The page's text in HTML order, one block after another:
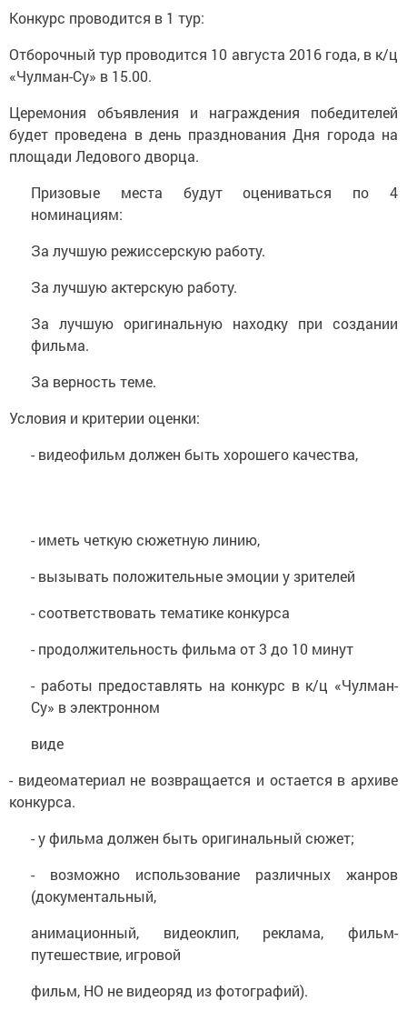
Конкурс проводится в 1 тур:
Отборочный тур проводится 10 августа 2016 года, в к/ц
«Чулман-Су» в 15.00.
Церемония объявления и награждения победителей
будет проведена в день празднования Дня города на
площади Ледового дворца.
Призовые места будут оцениваться по 4
номинациям:
За лучшую режиссерскую работу.
За лучшую актерскую работу.
За лучшую оригинальную находку при создании
фильма.
За верность теме.
Условия и критерии оценки:
- видеофильм должен быть хорошего качества,
- иметь четкую сюжетную линию,
- вызывать положительные эмоции у зрителей
- соответствовать тематике конкурса
- продолжительность фильма от 3 до 10 минут
- работы предоставлять на конкурс в к/ц «Чулман-
Су» в электронном
виде
- видеоматериал не возвращается и остается в архиве
конкурса.
- у фильма должен быть оригинальный сюжет;
- возможно использование различных жанров
(документальный,
анимационный, видеоклип, реклама, фильм-
путешествие, игровой
фильм, НО не видеоряд из фотографий).